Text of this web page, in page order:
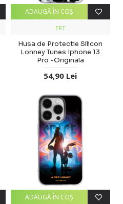
ERT
Husa de Protectie Silicon
Lonney Tunes Iphone 13
Pro -Originala
54,90 Lei
ADAUGĂ ÎN COŞ
ADAUGĂ ÎN COŞ